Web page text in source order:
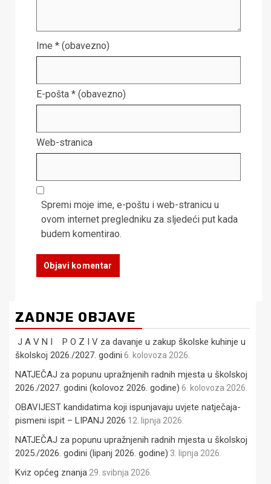
Ime * (obavezno)
E-pošta * (obavezno)
Web-stranica
Spremi moje ime, e-poštu i web-stranicu u
ovom internet pregledniku za sljedeći put kada
budem komentirao.
ZADNJE OBJAVE
J A V N I P O Z I V za davanje u zakup školske kuhinje u
školskoj 2026./2027. godini 6. kolovoza 2026.
NATJEČAJ za popunu upražnjenih radnih mjesta u školskoj
2026./2027. godini (kolovoz 2026. godine) 6. kolovoza 2026.
OBAVIJEST kandidatima koji ispunjavaju uvjete natječaja-
pismeni ispit – LIPANJ 2026 12. lipnja 2026.
NATJEČAJ za popunu upražnjenih radnih mjesta u školskoj
2025./2026. godini (lipanj 2026. godine) 3. lipnja 2026.
Kviz općeg znanja 29. svibnja 2026.